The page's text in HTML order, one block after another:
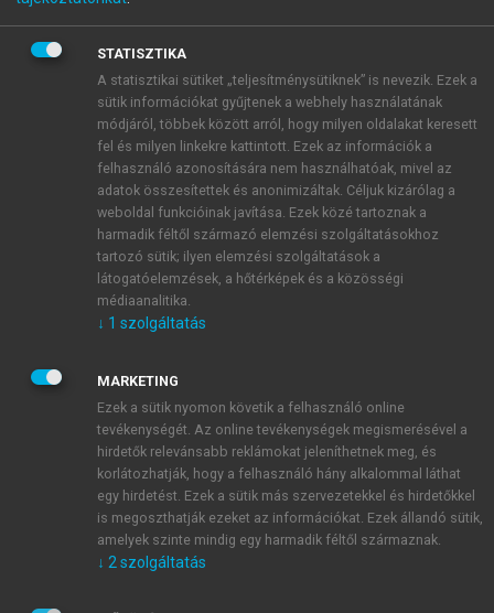
BELÉPÉS SAJÁT FIÓKKAL
ÚJ FIÓK LÉTREHOZÁSA
1 óra díjmentes hozzáférés
E-MAIL-CÍM
JELSZÓ
JELSZÓ ÚJRA
Kérek értesítést a MeRSZ újdonságairól, akcióiról.
Kérek értesítést az Akadémiai Kiadó Zrt. újdonságairól,
STATISZTIKA
A statisztikai sütiket „teljesítménysütiknek” is nevezik. Ezek a
sütik információkat gyűjtenek a webhely használatának
módjáról, többek között arról, hogy milyen oldalakat keresett
fel és milyen linkekre kattintott. Ezek az információk a
felhasználó azonosítására nem használhatóak, mivel az
adatok összesítettek és anonimizáltak. Céljuk kizárólag a
weboldal funkcióinak javítása. Ezek közé tartoznak a
harmadik féltől származó elemzési szolgáltatásokhoz
tartozó sütik; ilyen elemzési szolgáltatások a
látogatóelemzések, a hőtérképek és a közösségi
médiaanalitika.
↓ 1 szolgáltatás
MARKETING
Ezek a sütik nyomon követik a felhasználó online
tevékenységét. Az online tevékenységek megismerésével a
hirdetők relevánsabb reklámokat jeleníthetnek meg, és
korlátozhatják, hogy a felhasználó hány alkalommal láthat
egy hirdetést. Ezek a sütik más szervezetekkel és hirdetőkkel
is megoszthatják ezeket az információkat. Ezek állandó sütik,
amelyek szinte mindig egy harmadik féltől származnak.
↓ 2 szolgáltatás